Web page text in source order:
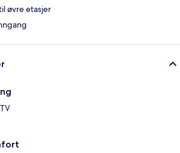
øvre etasjer